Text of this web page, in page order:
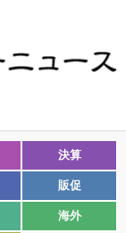
決算
販促
海外